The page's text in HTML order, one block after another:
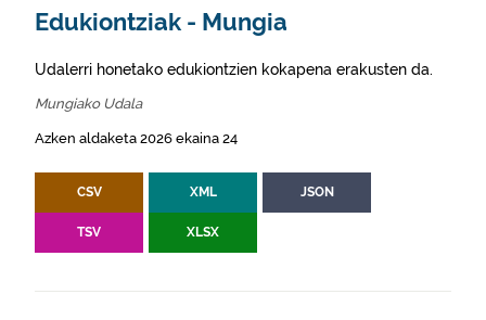
Edukiontziak - Mungia
Udalerri honetako edukiontzien kokapena erakusten da.
Mungiako Udala
Azken aldaketa 2026 ekaina 24
CSV XML JSON
TSV XLSX